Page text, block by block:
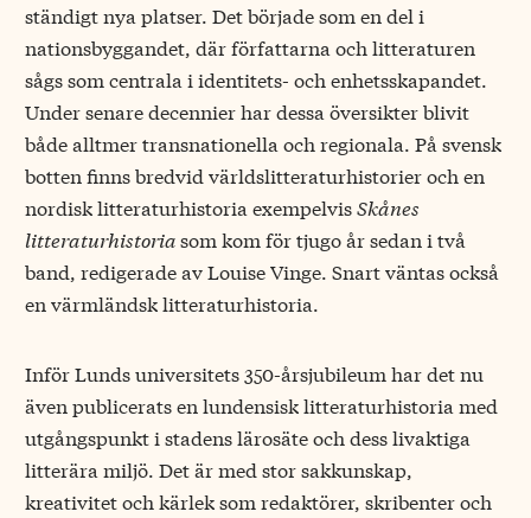
ständigt nya platser. Det började som en del i
nationsbyggandet, där författarna och litteraturen
sågs som centrala i identitets- och enhetsskapandet.
Under senare decennier har dessa översikter blivit
både alltmer transnationella och regionala. På svensk
botten finns bredvid världslitteraturhistorier och en
nordisk litteraturhistoria exempelvisSkånes
litteraturhistoriasom kom för tjugo år sedan i två
band, redigerade av Louise Vinge. Snart väntas också
en värmländsk litteraturhistoria.
Inför Lunds universitets 350-årsjubileum har det nu
även publicerats en lundensisk litteraturhistoria med
utgångspunkt i stadens lärosäte och dess livaktiga
litterära miljö. Det är med stor sakkunskap,
kreativitet och kärlek som redaktörer, skribenter och